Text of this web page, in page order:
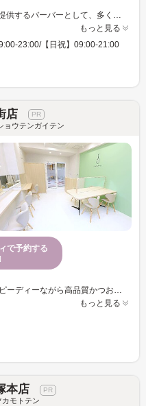
AILEは、メンズに特化したサービスを提供するバーバーとして、多くの男性に人気です。独自のパーマ技術で、お客様一人ひとりの個性を引き出し、理想のスタイルを実現します。また、このサロンは穏やかな雰囲気が漂う空間を提供しており、日常の疲れを和らげ、心地よいひとときを過ごすことができます。便利なキャッシュレス決済が利用できるのも魅力です。訪れるたびに心身ともにリフレッシュでき、ヘアスタイルのお悩みもスムーズに解消できるでしょう。AILEで新たな自分を見つけてみませんか？
もっと見る
23:00/【日祝】09:00-21:00
店
ョウテンガイテン
で予約する
ソメル 阪急十三元今里商店街店は、スピーディーながら高品質かつお財布に優しいカラーリングを提供するカラー専門サロンです。カラーに特化したプロによる施術で、あなたの個性を引き立てる髪色をお届けいたします。また、ドライ・ブローはセルフサービスで、効率的な時間を確保可能です。穏やかな雰囲気の空間で癒やされながら、自分のライフスタイルや希望に合わせたカラーを試してみませんか。幅広い年齢層のお客様に向け、特別なひと時を提供するこの場所で、きっと理想の自分に近づけるはずです。クレジットカードや電子マネーでの決済も対応しているため、より快適にご利用いただけます。
もっと見る
本店
モトテン